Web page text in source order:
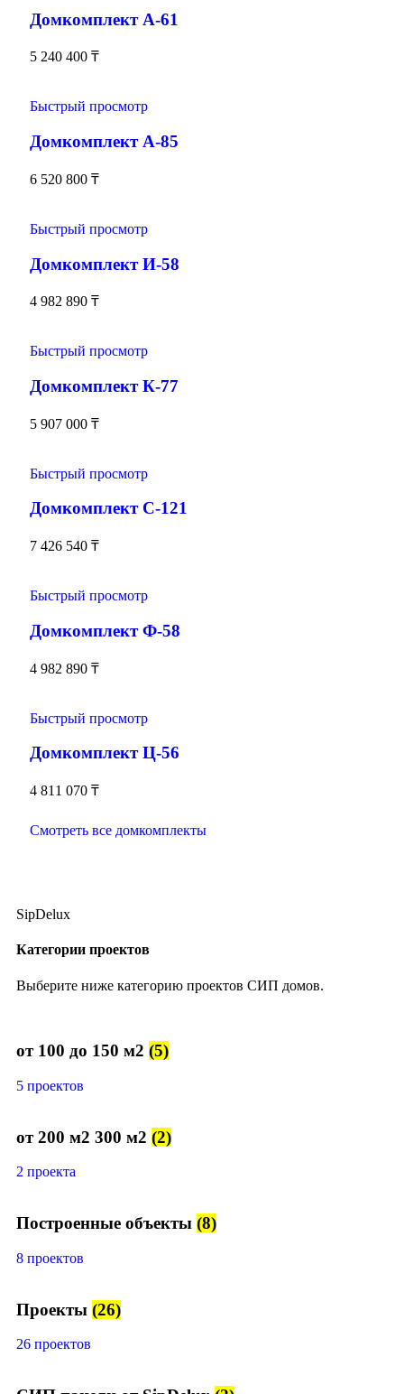
Домкомплект А-61
5 240 400 ₸
Быстрый просмотр
Домкомплект А-85
6 520 800 ₸
Быстрый просмотр
Домкомплект И-58
4 982 890 ₸
Быстрый просмотр
Домкомплект К-77
5 907 000 ₸
Быстрый просмотр
Домкомплект С-121
7 426 540 ₸
Быстрый просмотр
Домкомплект Ф-58
4 982 890 ₸
Быстрый просмотр
Домкомплект Ц-56
4 811 070 ₸
Смотреть все домкомплекты
SipDelux
Категории проектов
Выберите ниже категорию проектов СИП домов.
от 100 до 150 м2 (5)
5 проектов
от 200 м2 300 м2 (2)
2 проекта
Построенные объекты (8)
8 проектов
Проекты (26)
26 проектов